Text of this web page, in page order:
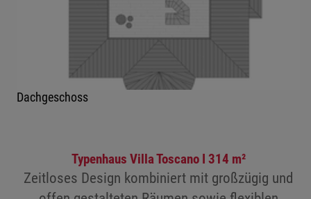
Dachgeschoss
Typenhaus Villa Toscano I 314 m²
Zeitloses Design kombiniert mit großzügig und